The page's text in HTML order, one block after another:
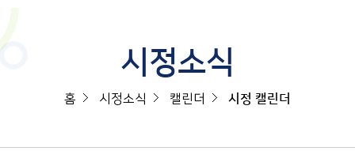
시정소식
홈 시정소식 캘린더 시정 캘린더